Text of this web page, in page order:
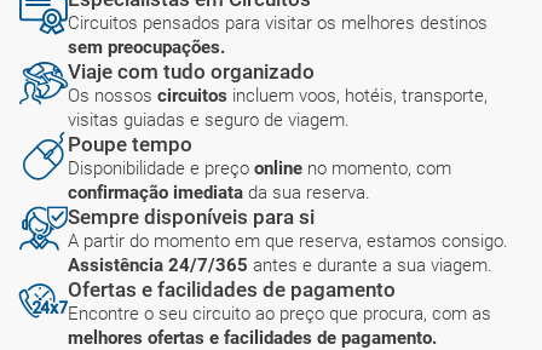
Circuitos pensados para visitar os melhores destinos
sem preocupações.
Viaje com tudo organizado
Os nossos circuitos incluem voos, hotéis, transporte,
visitas guiadas e seguro de viagem.
Poupe tempo
Disponibilidade e preço online no momento, com
confirmação imediata da sua reserva.
Sempre disponíveis para si
A partir do momento em que reserva, estamos consigo.
Assistência 24/7/365 antes e durante a sua viagem.
Ofertas e facilidades de pagamento
Encontre o seu circuito ao preço que procura, com as
melhores ofertas e facilidades de pagamento.